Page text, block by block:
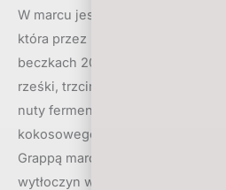
W marcu jest też cachaça
która przez pół roku była
beczkach 200 litrowych z
rześki, trzcinowy, z nutą lakieru.
nuty fermentacji. Im bliżej
kokosowego i przyjemna
Grappą marca jest trunek
wytłoczyn winogron merlot,